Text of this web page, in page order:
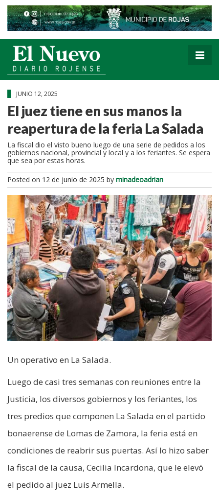
JUNIO 12, 2025
El juez tiene en sus manos la
reapertura de la feria La Salada
La fiscal dio el visto bueno luego de una serie de pedidos a los
gobiernos nacional, provincial y local y a los feriantes. Se espera
que sea por estas horas.
Posted on 12 de junio de 2025 by minadeoadrian
Un operativo en La Salada.
Luego de casi tres semanas con reuniones entre la
Justicia, los diversos gobiernos y los feriantes, los
tres predios que componen La Salada en el partido
bonaerense de Lomas de Zamora, la feria está en
condiciones de reabrir sus puertas. Así lo hizo saber
la fiscal de la causa, Cecilia Incardona, que le elevó
el pedido al juez Luis Armella.